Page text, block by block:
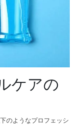
ケアの
のようなプロフェッシ